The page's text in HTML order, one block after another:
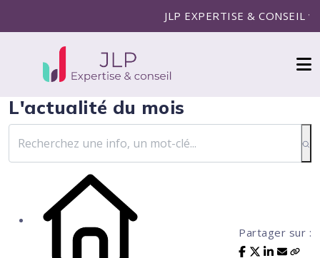
JLP EXPERTISE & CONSEIL
L'actualité du mois
Partager sur :